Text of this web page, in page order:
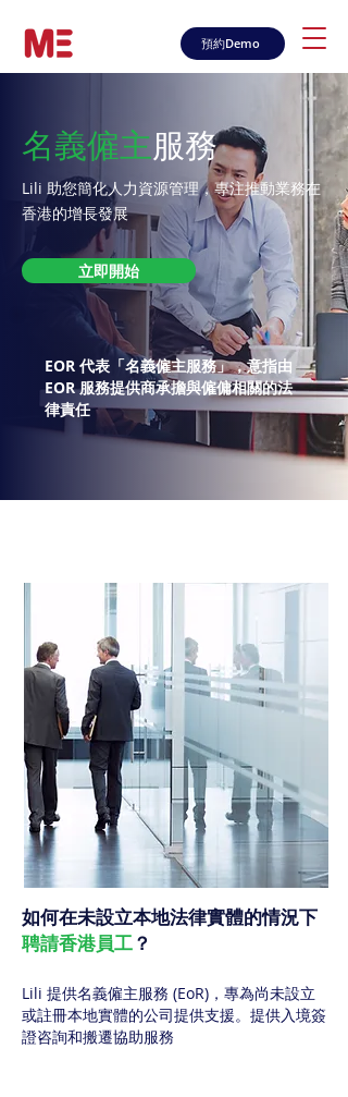
預約Demo
名義僱主服務
Lili 助您簡化人力資源管理，專注推動業務在
香港的增長發展
立即開始
EOR 代表「名義僱主服務」，意指由
EOR 服務提供商承擔與僱傭相關的法
律責任
如何在未設立本地法律實體的情況下
聘請香港員工？
Lili 提供名義僱主服務 (EoR)，專為尚未設立
或註冊本地實體的公司提供支援。提供入境簽
證咨詢和搬遷協助服務